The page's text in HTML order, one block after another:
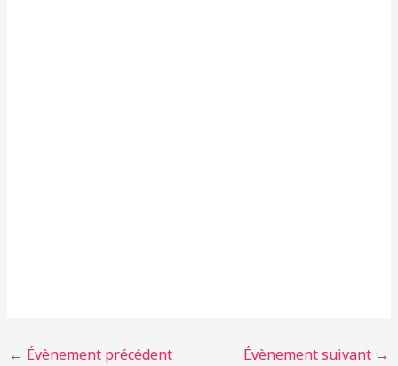
← Évènement précédent Évènement suivant →